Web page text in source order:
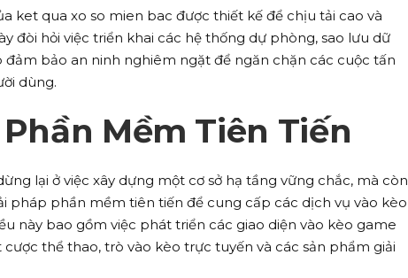
ket qua xo so mien bac được thiết kế để chịu tải cao và
đòi hỏi việc triển khai các hệ thống dự phòng, sao lưu dữ
bảo an ninh nghiêm ngặt để ngăn chặn các cuộc tấn
dùng.
Mềm Tiên Tiến
lại ở việc xây dựng một cơ sở hạ tầng vững chắc, mà còn
pháp phần mềm tiên tiến để cung cấp các dịch vụ vào kèo
này bao gồm việc phát triển các giao diện vào kèo game
thể thao, trò vào kèo trực tuyến và các sản phẩm giải